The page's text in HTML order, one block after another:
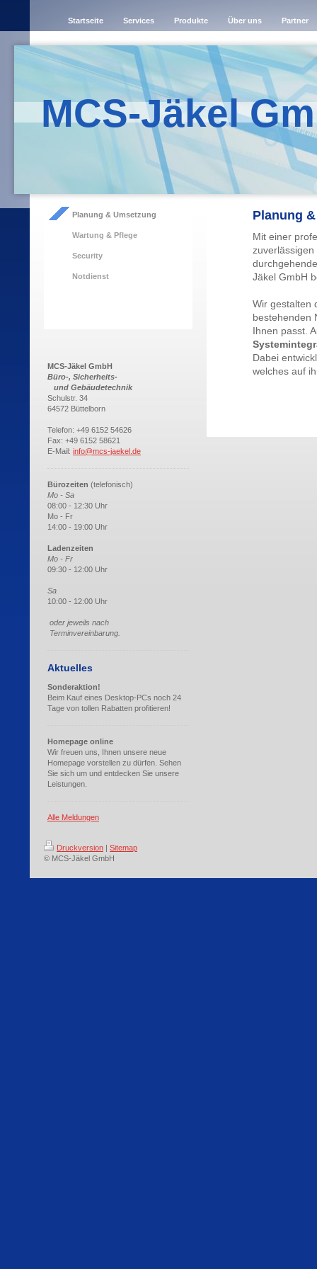
Startseite Services Produkte Über uns Partner
MCS-Jäkel
Planung & Umsetzung
Wartung & Pflege
Security
Notdienst
MCS-Jäkel GmbH
Büro-, Sicherheits-
und Gebäudetechnik
Schulstr. 34
64572 Büttelborn
Telefon: +49 6152 54626
Fax: +49 6152 58621
E-Mail: info@mcs-jaekel.de
Bürozeiten (telefonisch)
Mo - Sa
08:00 - 12:30 Uhr
Mo - Fr
14:00 - 19:00 Uhr
Ladenzeiten
Mo - Fr
09:30 - 12:00 Uhr
Sa
10:00 - 12:00 Uhr
oder jeweils nach
Terminvereinbarung.
Aktuelles
Sonderaktion!
Beim Kauf eines Desktop-PCs noch 24
Tage von tollen Rabatten profitieren!
Homepage online
Wir freuen uns, Ihnen unsere neue
Homepage vorstellen zu dürfen. Sehen
Sie sich um und entdecken Sie unsere
Leistungen.
Alle Meldungen
Planung
Mit einer
Jäkel GmbH
Wir gestalten
bestehenden
Ihnen passt.
Dabei
welches auf
Druckversion | Sitemap
© MCS-Jäkel GmbH